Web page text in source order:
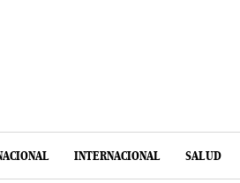
INTERNACIONAL SALUD